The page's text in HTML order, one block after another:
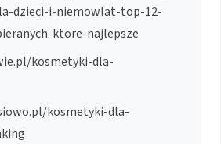
dzieci-i-niemowlat-top-12-
ktore-najlepsze
kosmetyki-dla-
kosmetyki-dla-